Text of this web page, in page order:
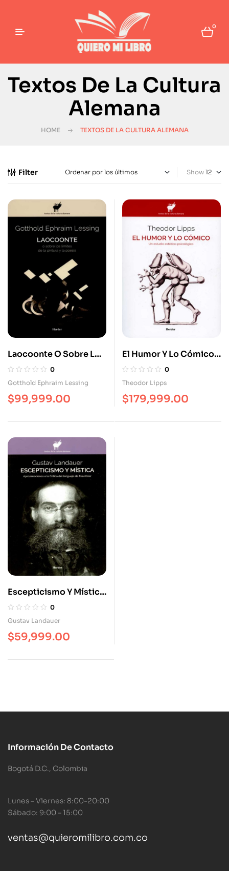
0
Textos De La Cultura
Alemana
HOME TEXTOS DE LA CULTURA ALEMANA
Filter Show
Laocoonte O Sobre Los
Limites De La Pintura
0
Gotthold Ephraim Lessing
$99,999.00
El Humor Y Lo Cómico
Un Estudio Estético
Psicológico
0
Theodor Lipps
$179,999.00
Escepticismo Y Mística.
Aproximaciones A La
Crítica Del Lenguaje De
Mauthner
0
Gustav Landauer
$59,999.00
Información De Contacto
Bogotá D.C., Colombia
Lunes – Viernes: 8:00-20:00
Sábado: 9:00 – 15:00
ventas@quieromilibro.com.co